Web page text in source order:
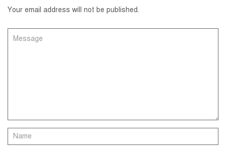
Your email address will not be published.